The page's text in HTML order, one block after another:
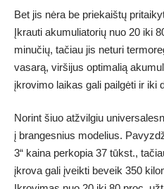
Bet jis nėra be priekaištų
Įkrauti akumuliatorių nuo 20 iki
minučių, tačiau jis neturi
vasarą, viršijus optimalią
įkrovimo laikas gali pailgėti ir iki
Norint šiuo atžvilgiu
į brangesnius modelius.
3“ kaina perkopia 37 tūkst.,
įkrova gali įveikti beveik 350